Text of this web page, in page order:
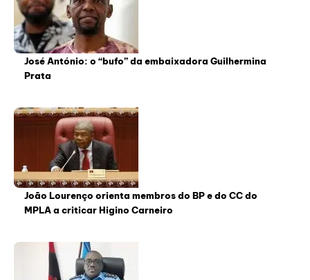
José António: o “bufo” da embaixadora Guilhermina
Prata
João Lourenço orienta membros do BP e do CC do
MPLA a criticar Higino Carneiro